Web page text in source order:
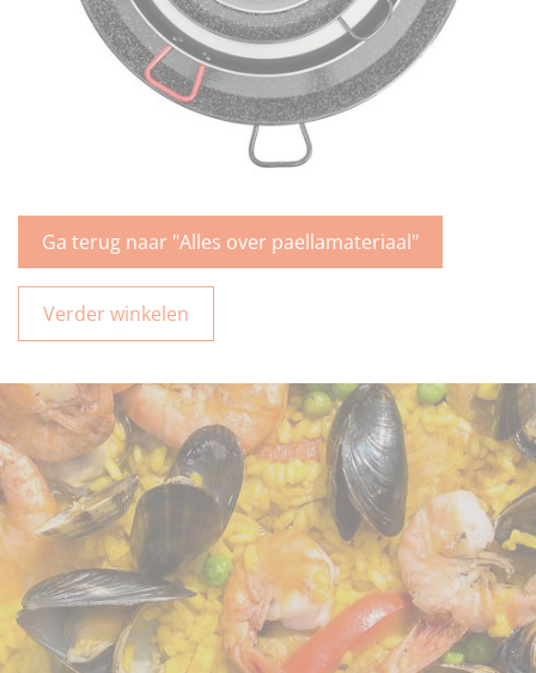
Ga terug naar "Alles over paellamateriaal"
Verder winkelen